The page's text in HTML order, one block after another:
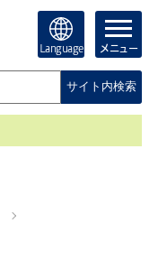
Language メニュー
サイト内検索